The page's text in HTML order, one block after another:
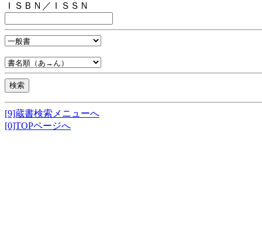
ＩＳＢＮ／ＩＳＳＮ
[9]蔵書検索メニューへ
[0]TOPページへ